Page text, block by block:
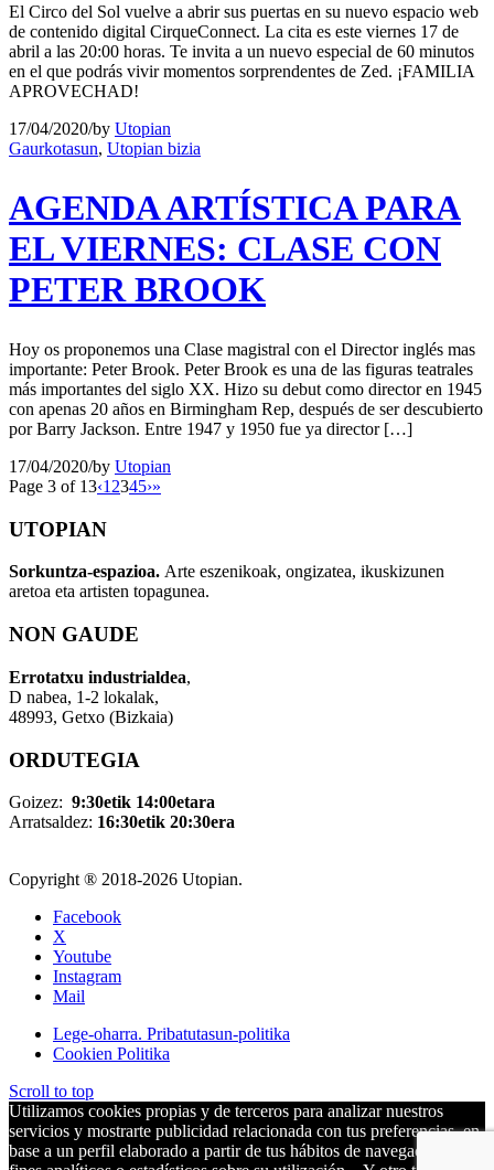
El Circo del Sol vuelve a abrir sus puertas en su nuevo espacio web
de contenido digital CirqueConnect. La cita es este viernes 17 de
abril a las 20:00 horas. Te invita a un nuevo especial de 60 minutos
en el que podrás vivir momentos sorprendentes de Zed. ¡FAMILIA
APROVECHAD!
17/04/2020/by Utopian
Gaurkotasun, Utopian bizia
AGENDA ARTÍSTICA PARA
EL VIERNES: CLASE CON
PETER BROOK
Hoy os proponemos una Clase magistral con el Director inglés mas
importante: Peter Brook. Peter Brook es una de las figuras teatrales
más importantes del siglo XX. Hizo su debut como director en 1945
con apenas 20 años en Birmingham Rep, después de ser descubierto
por Barry Jackson. Entre 1947 y 1950 fue ya director […]
17/04/2020/by Utopian
Page 3 of 13‹1 2345›»
UTOPIAN
Sorkuntza-espazioa. Arte eszenikoak, ongizatea, ikuskizunen
aretoa eta artisten topagunea.
NON GAUDE
Errotatxu industrialdea,
D nabea, 1-2 lokalak,
48993, Getxo (Bizkaia)
ORDUTEGIA
Goizez: 9:30etik 14:00etara
Arratsaldez: 16:30etik 20:30era
Copyright ® 2018-2026 Utopian.
Facebook
X
Youtube
Instagram
Mail
Lege-oharra. Pribatutasun-politika
Cookien Politika
Scroll to top
Utilizamos cookies propias y de terceros para analizar nuestros
servicios y mostrarte publicidad relacionada con tus preferencias, en
base a un perfil elaborado a partir de tus hábitos de navegación, para